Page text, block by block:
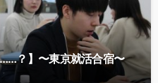
？】〜東京就活合宿〜